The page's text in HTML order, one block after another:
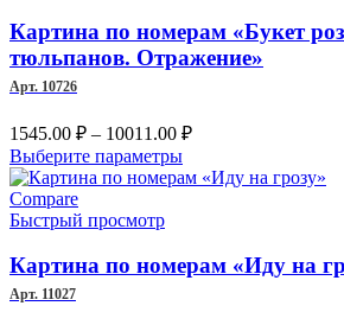
можно
выбрать
на
Картина по номерам «Букет
тюльпанов. Отражение»
Арт. 10726
1545.00 ₽ – 10011.00 ₽Диапазон
1545.00 ₽
Выберите параметрыЭтот
товар
Опции
можно
Compare
Быстрый просмотр
Картина по номерам «Иду на
Арт. 11027